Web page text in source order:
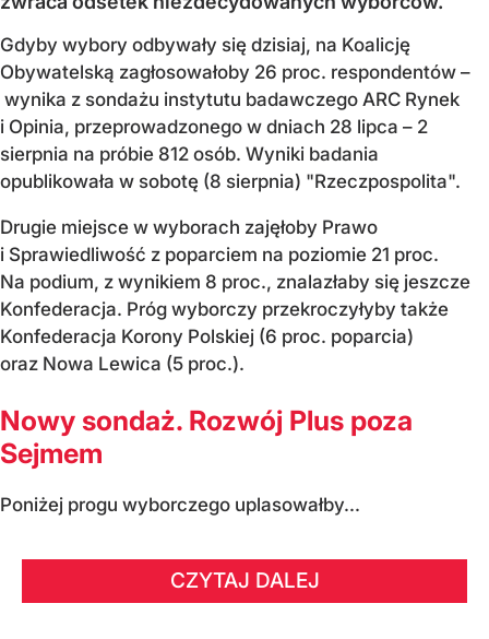
Gdyby wybory odbywały się dzisiaj, na Koalicję
Obywatelską zagłosowałoby 26 proc. respondentów –
wynika z sondażu instytutu badawczego ARC Rynek
i Opinia, przeprowadzonego w dniach 28 lipca – 2
sierpnia na próbie 812 osób. Wyniki badania
opublikowała w sobotę (8 sierpnia) "Rzeczpospolita".
Drugie miejsce w wyborach zajęłoby Prawo
i Sprawiedliwość z poparciem na poziomie 21 proc.
Na podium, z wynikiem 8 proc., znalazłaby się jeszcze
Konfederacja. Próg wyborczy przekroczyłyby także
Konfederacja Korony Polskiej (6 proc. poparcia)
oraz Nowa Lewica (5 proc.).
Nowy sondaż. Rozwój Plus poza
Sejmem
Poniżej progu wyborczego uplasowałby...
CZYTAJ DALEJ